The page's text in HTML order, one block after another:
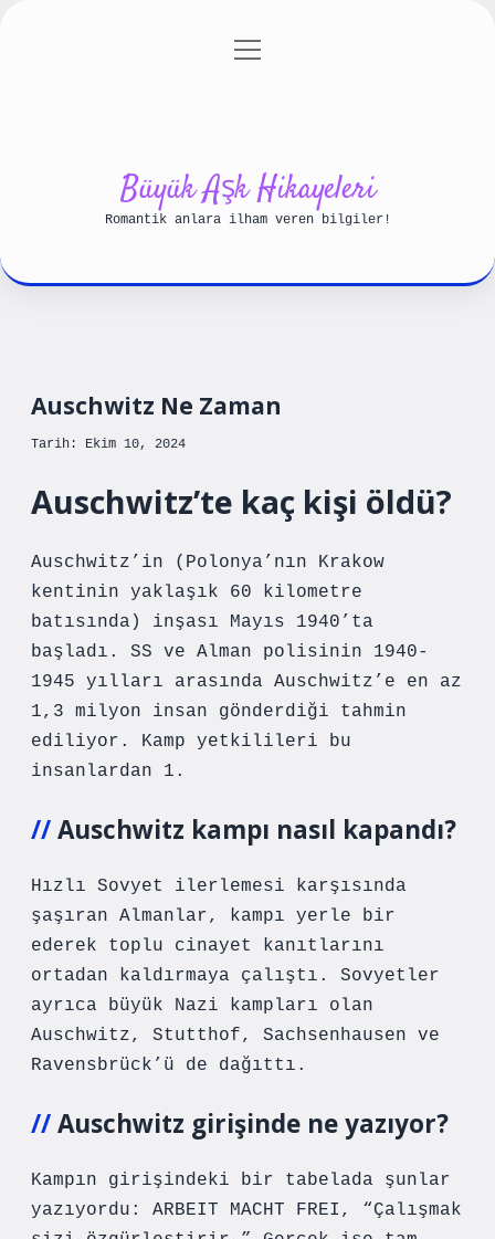
Gizlilik Politikası
menüyü
Büyük Aşk Hikayeleri
Romantik anlara ilham veren bilgiler!
Auschwitz Ne Zaman
Tarih: Ekim 10, 2024
Auschwitz’te kaç kişi öldü?
Auschwitz’in (Polonya’nın Krakow
kentinin yaklaşık 60 kilometre
batısında) inşası Mayıs 1940’ta
başladı. SS ve Alman polisinin 1940-
1945 yılları arasında Auschwitz’e en az
1,3 milyon insan gönderdiği tahmin
ediliyor. Kamp yetkilileri bu
insanlardan 1.
Auschwitz kampı nasıl kapandı?
Hızlı Sovyet ilerlemesi karşısında
şaşıran Almanlar, kampı yerle bir
ederek toplu cinayet kanıtlarını
ortadan kaldırmaya çalıştı. Sovyetler
ayrıca büyük Nazi kampları olan
Auschwitz, Stutthof, Sachsenhausen ve
Ravensbrück’ü de dağıttı.
Auschwitz girişinde ne yazıyor?
Kampın girişindeki bir tabelada şunlar
yazıyordu: ARBEIT MACHT FREI, “Çalışmak